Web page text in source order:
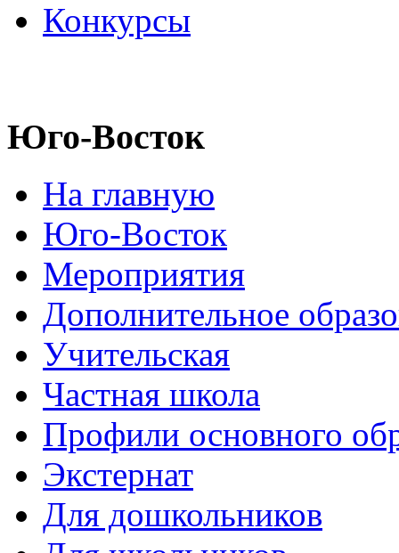
Конкурсы
Юго-Восток
На главную
Юго-Восток
Мероприятия
Дополнительное
Учительская
Частная школа
Профили основного
Экстернат
Для дошкольников